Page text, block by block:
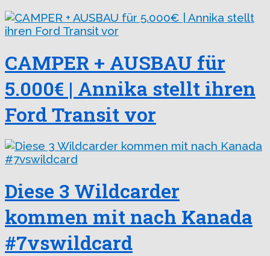
CAMPER + AUSBAU für
5.000€ | Annika stellt ihren
Ford Transit vor
Diese 3 Wildcarder
kommen mit nach Kanada
#7vswildcard